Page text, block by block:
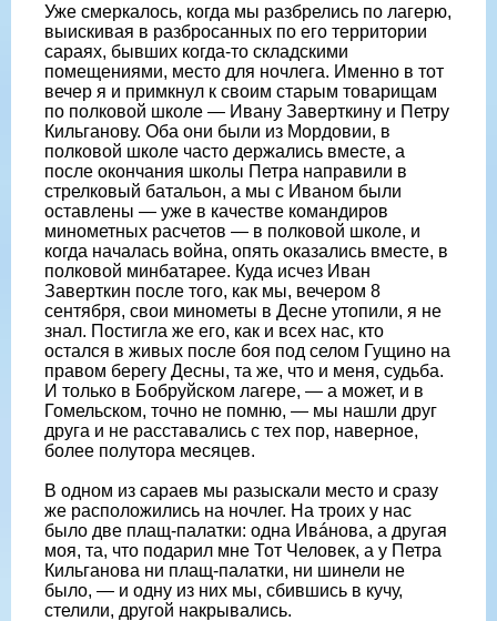
Уже смеркалось, когда мы разбрелись по лагерю,
выискивая в разбросанных по его территории
сараях, бывших когда‐то складскими
помещениями, место для ночлега. Именно в тот
вечер я и примкнул к своим старым товарищам
по полковой школе — Ивану Заверткину и Петру
Кильганову. Оба они были из Мордовии, в
полковой школе часто держались вместе, а
после окончания школы Петра направили в
стрелковый батальон, а мы с Иваном были
оставлены — уже в качестве командиров
минометных расчетов — в полковой школе, и
когда началась война, опять оказались вместе, в
полковой минбатарее. Куда исчез Иван
Заверткин после того, как мы, вечером 8
сентября, свои минометы в Десне утопили, я не
знал. Постигла же его, как и всех нас, кто
остался в живых после боя под селом Гущино на
правом берегу Десны, та же, что и меня, судьба.
И только в Бобруйском лагере, — а может, и в
Гомельском, точно не помню, — мы нашли друг
друга и не расставались с тех пор, наверное,
более полутора месяцев.
В одном из сараев мы разыскали место и сразу
же расположились на ночлег. На троих у нас
было две плащ-палатки: одна Ивáнова, а другая
моя, та, что подарил мне Тот Человек, а у Петра
Кильганова ни плащ-палатки, ни шинели не
было, — и одну из них мы, сбившись в кучу,
стелили, другой накрывались.